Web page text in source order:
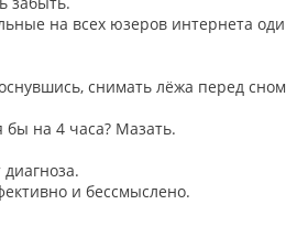
на всех юзеров интернета
снимать лёжа перед
бы на 4 часа? Мазать.
и бессмыслено.